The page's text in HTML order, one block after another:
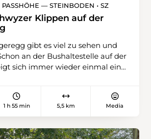
PASSHÖHE — STEINBODEN • SZ
Klippen auf der
gibt es viel zu sehen und
an der Bushaltestelle auf der
sich immer wieder einmal eine
Schwyzer Klippen aus
Wald; in der Isentobelhütte gibt
auf halbem Weg steht zudem
1 h 55 min 5,5 km Media